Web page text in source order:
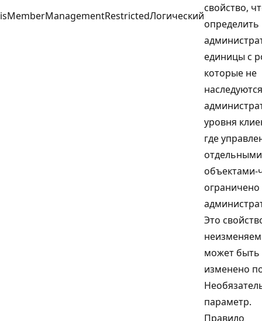
isMemberManagementRestrictedЛогический
свойство,
определить
единицы с
которые не
уровня
где
отдельными
объектами-
ограничено
Это
может быть
изменено
параметр.
Правило